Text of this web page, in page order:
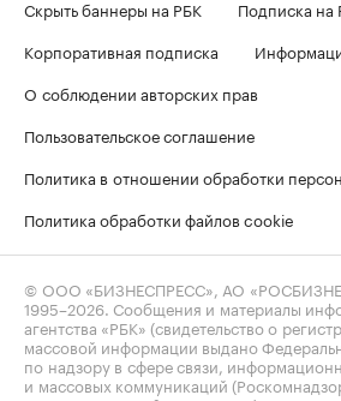
Скрыть баннеры на РБК
Подписка на
Корпоративная подписка
О соблюдении авторских прав
Пользовательское соглашение
Политика в отношении обработки
Политика обработки файлов cookie
© ООО «БИЗНЕСПРЕСС», АО
1995–2026 . Сообщения и материалы
агентства «РБК» (свидетельство о
массовой информации выдано
по надзору в сфере связи,
и массовых коммуникаций